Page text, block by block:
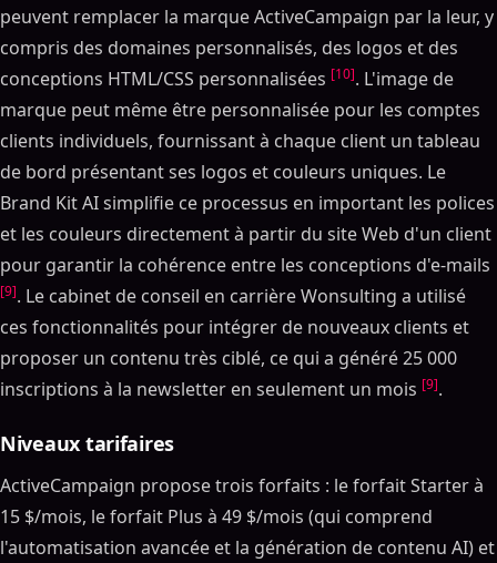
peuvent remplacer la marque ActiveCampaign par la leur, y
compris des domaines personnalisés, des logos et des
conceptions HTML/CSS personnalisées [10]. L'image de
marque peut même être personnalisée pour les comptes
clients individuels, fournissant à chaque client un tableau
de bord présentant ses logos et couleurs uniques. Le
Brand Kit AI simplifie ce processus en important les polices
et les couleurs directement à partir du site Web d'un client
pour garantir la cohérence entre les conceptions d'e-mails
[9]. Le cabinet de conseil en carrière Wonsulting a utilisé
ces fonctionnalités pour intégrer de nouveaux clients et
proposer un contenu très ciblé, ce qui a généré 25 000
inscriptions à la newsletter en seulement un mois [9].
Niveaux tarifaires
ActiveCampaign propose trois forfaits : le forfait Starter à
15 $/mois, le forfait Plus à 49 $/mois (qui comprend
l'automatisation avancée et la génération de contenu AI) et